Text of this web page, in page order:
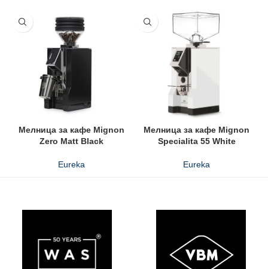
Мелница за кафе Mignon
Zero Matt Black
Eureka
Мелница за кафе Mignon
Specialita 55 White
Eureka